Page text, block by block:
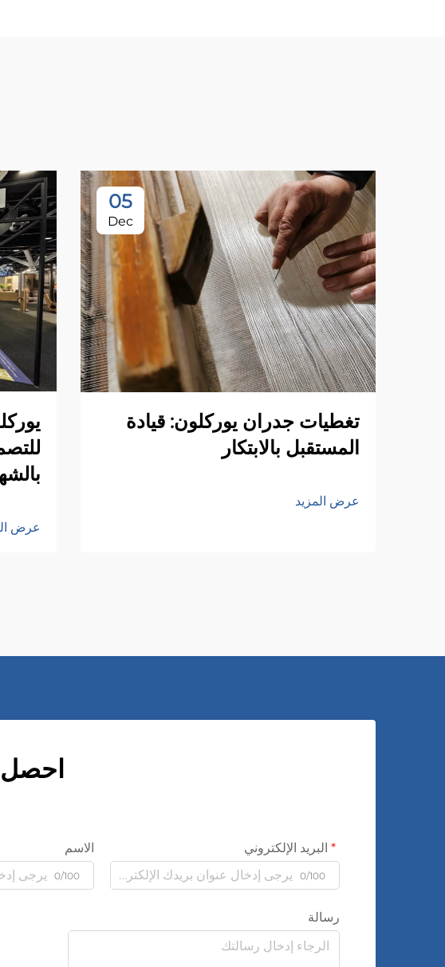
05
Dec
تغطيات جدران يوركلون: قيادة
المستقبل بالابتكار
عرض المزيد
عرض
البريد الإلكتروني
0/100
الاسم
0/100
رسالة